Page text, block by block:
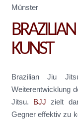
BRAZILIAN
KUNST
Brazilian Jiu
Weiterentwicklung
Jitsu. BJJ zielt
Gegner effektiv zu